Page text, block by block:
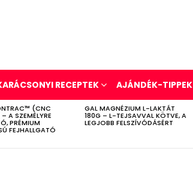
RECEPTEK AJÁNDÉK-TIPPEK
(CNC
A SZEMÉLYRE
PRÉMIUM
FEJHALLGATÓ
GAL MAGNÉZIUM L-LAKTÁT
180G – L-TEJSAVVAL KÖTVE, A
LEGJOBB FELSZÍVÓDÁSÉRT